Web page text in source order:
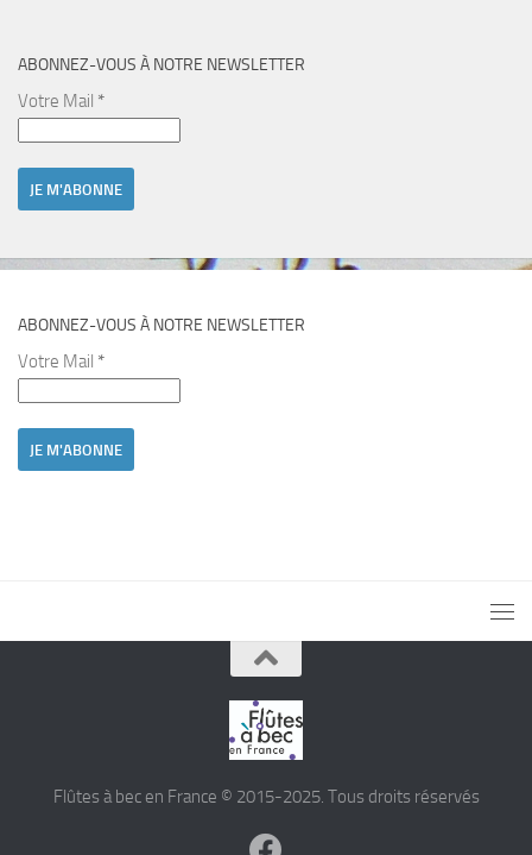
ABONNEZ-VOUS À NOTRE NEWSLETTER
Votre Mail *
ABONNEZ-VOUS À NOTRE NEWSLETTER
Votre Mail *
Flûtes à bec en France © 2015-2025. Tous droits réservés